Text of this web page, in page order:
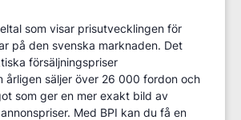
som visar prisutvecklingen för
på den svenska marknaden. Det
försäljningspriser
årligen säljer över 26 000 fordon och
som ger en mer exakt bild av
Med BPI kan du få en